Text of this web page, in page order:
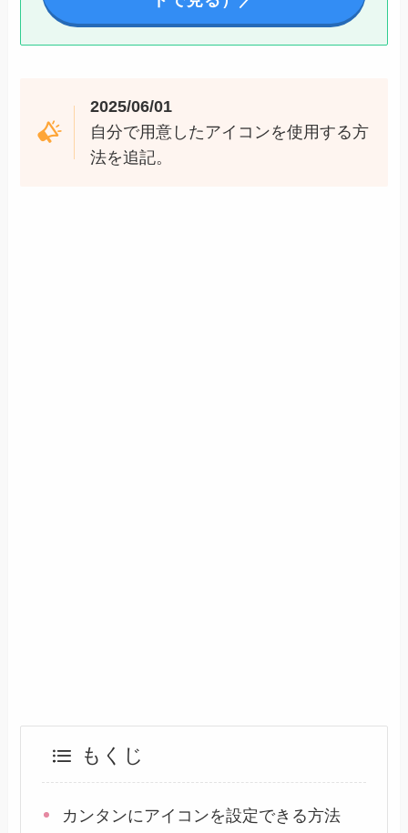
2025/06/01
自分で用意したアイコンを使用する方
法を追記。
もくじ
カンタンにアイコンを設定できる方法